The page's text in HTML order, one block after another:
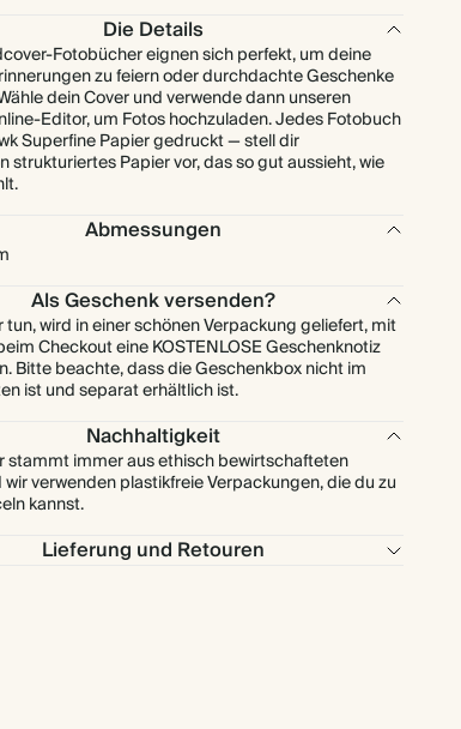
Die Details
Fotobücher eignen sich perfekt, um deine
zu feiern oder durchdachte Geschenke
dein Cover und verwende dann unseren
Editor, um Fotos hochzuladen. Jedes Fotobuch
Superfine Papier gedruckt — stell dir
strukturiertes Papier vor, das so gut aussieht, wie
Abmessungen
Als Geschenk versenden?
tun, wird in einer schönen Verpackung geliefert, mit
Checkout eine KOSTENLOSE Geschenknotiz
Bitte beachte, dass die Geschenkbox nicht im
ist und separat erhältlich ist.
Nachhaltigkeit
stammt immer aus ethisch bewirtschafteten
verwenden plastikfreie Verpackungen, die du zu
kannst.
Lieferung und Retouren